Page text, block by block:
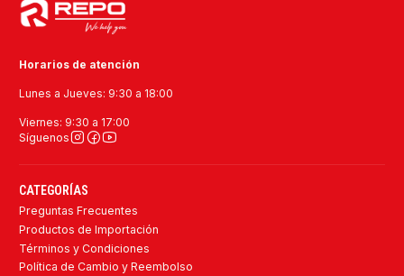
Horarios de atención
Lunes a Jueves: 9:30 a 18:00
Viernes: 9:30 a 17:00
Síguenos
CATEGORÍAS
Preguntas Frecuentes
Productos de Importación
Términos y Condiciones
Política de Cambio y Reembolso